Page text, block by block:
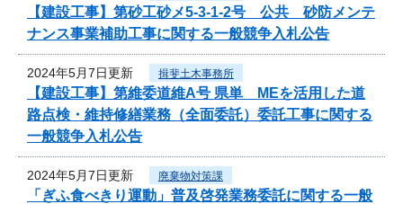
【建設工事】第砂工砂メ5-3-1-2号 公共 砂防メンテ
ナンス事業補助工事に関する一般競争入札公告
2024年5月7日更新 揖斐土木事務所
【建設工事】第維委道維A号 県単 MEを活用した道
路点検・維持修繕業務（全面委託）委託工事に関する
一般競争入札公告
2024年5月7日更新 廃棄物対策課
「ぎふ食べきり運動」普及啓発業務委託に関する一般